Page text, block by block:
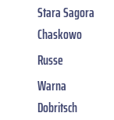
Stara Sagora
Chaskowo
Russe
Warna
Dobritsch